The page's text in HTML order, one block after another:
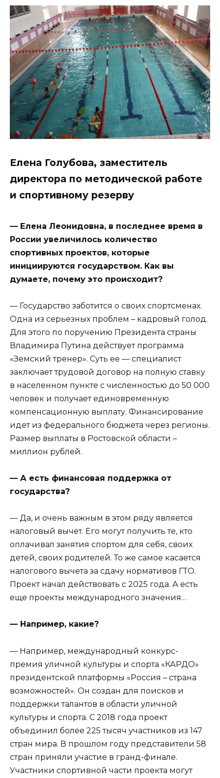
Елена Голубова, заместитель
директора по методической работе
и спортивному резерву
— Елена Леонидовна, в последнее время в
России увеличилось количество
спортивных проектов, которые
инициируются государством. Как вы
думаете, почему это происходит?
— Государство заботится о своих спортсменах.
Одна из серьезных проблем – кадровый голод.
Для этого по поручению Президента страны
Владимира Путина действует программа
«Земский тренер». Суть ее — специалист
заключает трудовой договор на полную ставку
в населенном пункте с численностью до 50 000
человек и получает единовременную
компенсационную выплату. Финансирование
идет из федерального бюджета через регионы.
Размер выплаты в Ростовской области –
миллион рублей.
— А есть финансовая поддержка от
государства?
— Да, и очень важным в этом ряду является
налоговый вычет. Его могут получить те, кто
оплачивал занятия спортом для себя, своих
детей, своих родителей. То же самое касается
налогового вычета за сдачу нормативов ГТО.
Проект начал действовать с 2025 года. А есть
еще проекты международного значения…
— Например, какие?
— Например, международный конкурс-
премия уличной культуры и спорта «КАРДО»
президентской платформы «Россия – страна
возможностей». Он создан для поисков и
поддержки талантов в области уличной
культуры и спорта. С 2018 года проект
объединил более 225 тысяч участников из 147
стран мира. В прошлом году представители 58
стран приняли участие в гранд-финале.
Участники спортивной части проекта могут